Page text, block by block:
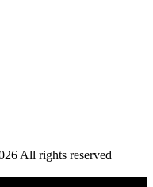
All rights reserved